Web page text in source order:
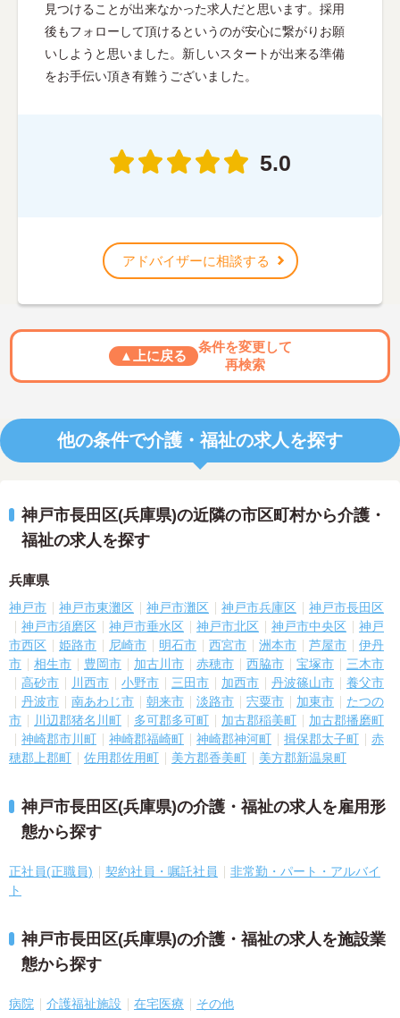
見つけることが出来なかった求人だと思います。採用
後もフォローして頂けるというのが安心に繋がりお願
いしようと思いました。新しいスタートが出来る準備
をお手伝い頂き有難うございました。
5.0
アドバイザーに相談する
▲上に戻る
条件を変更して
再検索
他の条件で介護・福祉の求人を探す
神戸市長田区(兵庫県)の近隣の市区町村から介護・
福祉の求人を探す
兵庫県
神戸市 神戸市東灘区 神戸市灘区 神戸市兵庫区
神戸市長田区
神戸市須磨区
神戸市垂水区 神戸市北区 神戸市中央区
神戸
市西区
姫路市 尼崎市 明石市 西宮市 洲本市 芦屋市
伊丹
市
相生市 豊岡市 加古川市 赤穂市 西脇市 宝塚市
三木市
高砂市
川西市 小野市 三田市 加西市 丹波篠山市
養父市
丹波市
南あわじ市 朝来市 淡路市 宍粟市 加東市
たつの
市
川辺郡猪名川町 多可郡多可町 加古郡稲美町
加古郡播磨町
神崎郡市川町
神崎郡福崎町 神崎郡神河町 揖保郡太子町
赤
穂郡上郡町
佐用郡佐用町 美方郡香美町 美方郡新温泉町
神戸市長田区(兵庫県)の介護・福祉の求人を雇用形
態から探す
正社員(正職員) 契約社員・嘱託社員
非常勤・パート・アルバイ
ト
神戸市長田区(兵庫県)の介護・福祉の求人を施設業
態から探す
病院 介護福祉施設 在宅医療 その他